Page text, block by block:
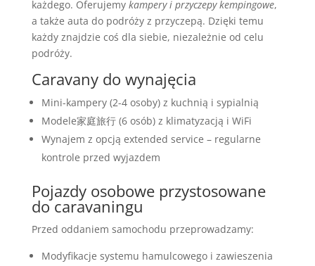
każdego. Oferujemy kampery i przyczepy kempingowe,
a także auta do podróży z przyczepą. Dzięki temu
każdy znajdzie coś dla siebie, niezależnie od celu
podróży.
Caravany do wynajęcia
Mini-kampery (2-4 osoby) z kuchnią i sypialnią
Modele家庭旅行 (6 osób) z klimatyzacją i WiFi
Wynajem z opcją extended service – regularne
kontrole przed wyjazdem
Pojazdy osobowe przystosowane
do caravaningu
Przed oddaniem samochodu przeprowadzamy:
Modyfikacje systemu hamulcowego i zawieszenia